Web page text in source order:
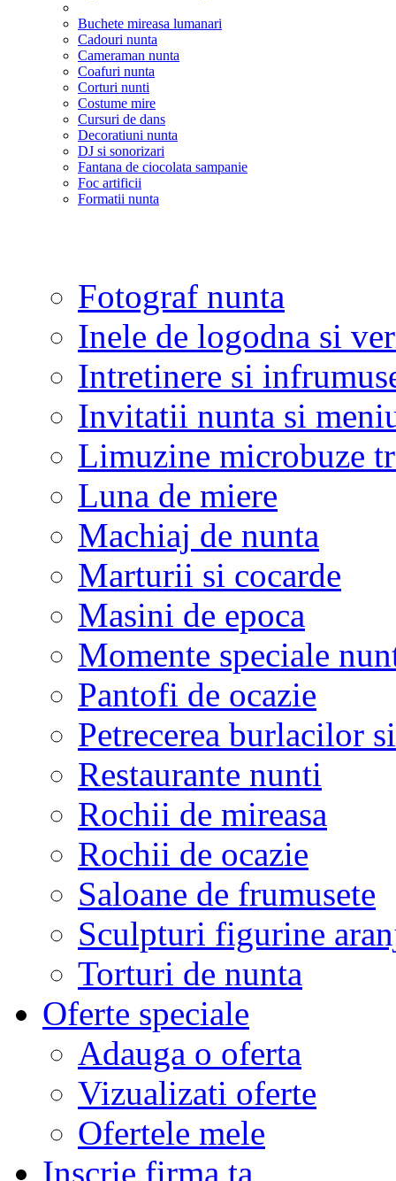
Buchete mireasa lumanari
Cadouri nunta
Cameraman nunta
Coafuri nunta
Corturi nunti
Costume mire
Cursuri de dans
Decoratiuni nunta
DJ si sonorizari
Fantana de ciocolata sampanie
Foc artificii
Formatii nunta
Fotograf nunta
Inele de logodna si
Intretinere si
Invitatii nunta si
Limuzine microbuze
Luna de miere
Machiaj de nunta
Marturii si cocarde
Masini de epoca
Momente speciale
Pantofi de ocazie
Petrecerea burlacilor
Restaurante nunti
Rochii de mireasa
Rochii de ocazie
Saloane de frumusete
Sculpturi figurine
Torturi de nunta
Oferte speciale
Adauga o oferta
Vizualizati oferte
Ofertele mele
Inscrie firma ta